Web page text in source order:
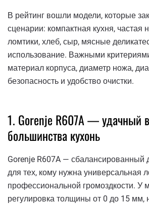
В рейтинг вошли модели, которые
сценарии: компактная кухня, частая
ломтики, хлеб, сыр, мясные
использование. Важными
материал корпуса, диаметр ножа,
безопасность и удобство очистки.
1. Gorenje R607A — удачный
большинства кухонь
Gorenje R607A —
для тех, кому нужна универсальная
профессиональной громоздкости. У
регулировка толщины от 0 до 15 мм,